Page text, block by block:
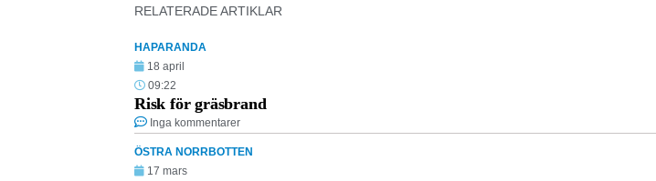
RELATERADE ARTIKLAR
HAPARANDA
18 april
09:22
Risk för gräsbrand
Inga kommentarer
ÖSTRA NORRBOTTEN
17 mars